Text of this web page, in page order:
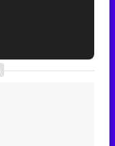
'120 Minutos' celebra sus 2.000 programas en Telemadrid con un vídeo del día a día en la redacción